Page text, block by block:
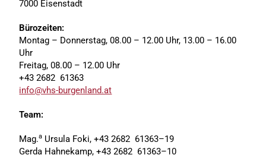
7000 Eisenstadt
Bürozeiten:
Montag – Donnerstag, 08.00 – 12.00 Uhr, 13.00 – 16.00
Uhr
Freitag, 08.00 – 12.00 Uhr
+43 2682 61363
info@vhs-burgenland.at
Team:
Mag.a Ursula Foki, +43 2682 61363–19
Gerda Hahnekamp, +43 2682 61363–10